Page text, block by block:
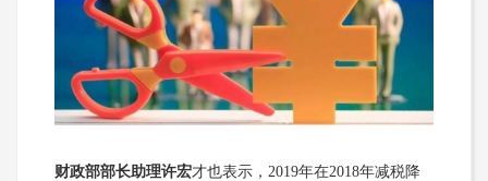
财政部部长助理许宏才也表示，2019年在2018年减税降